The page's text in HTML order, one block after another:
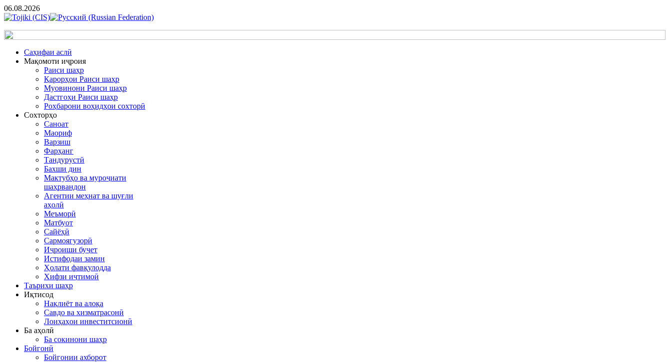
06.08.2026
Cаҳифаи аслӣ
Мақомоти иҷроия
Раиси шаҳр
Қарорҳои Раиси шаҳр
Муовинони Раиси шаҳр
Дастгоҳи Раиси шаҳр
Роҳбарони воҳидҳои сохторӣ
Сохторҳо
Саноат
Маориф
Варзиш
Фарҳанг
Тандурустӣ
Бахши дин
Мактубҳо ва муроҷиати
шаҳрвандон
Агентии меҳнат ва шуғли
аҳолӣ
Меъморӣ
Матбуот
Сайёҳӣ
Сармоягузорӣ
Иҷроиши буҷет
Истифодаи замин
Ҳолати фавқулодда
Хифзи иҷтимоӣ
Таърихи шаҳр
Иқтисод
Нақлиёт ва алоқа
Савдо ва хизматрасонӣ
Лоиҳаҳои инвеститсионӣ
Ба аҳолӣ
Ба сокинони шаҳр
Бойгонӣ
Бойгонии ахборот